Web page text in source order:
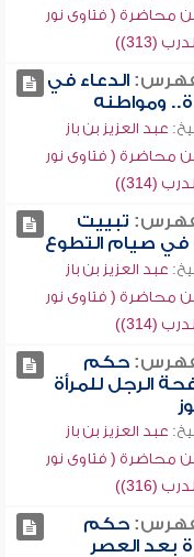
محاضرة ( فتاوى نور
(313))
الدعاء في
ومواطنه
عبد العزيز بن باز
محاضرة ( فتاوى نور
(314))
تبييت
في صيام التطوع
عبد العزيز بن باز
محاضرة ( فتاوى نور
(314))
حكم
الرجل للمرأة
عبد العزيز بن باز
محاضرة ( فتاوى نور
(316))
حكم
بعد العصر